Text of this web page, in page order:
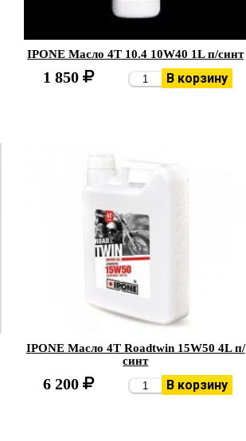
IPONE Масло 4Т 10.4 10W40 1L п/синт
1 850 В корзину
IPONE Масло 4Т Roadtwin 15W50 4L п/
синт
6 200 В корзину